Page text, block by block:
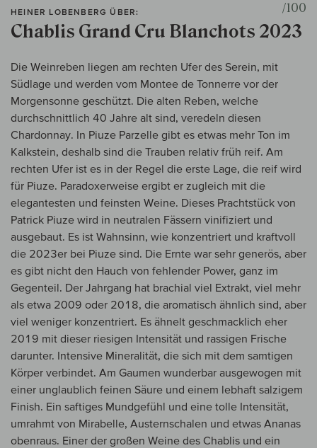
HEINER LOBENBERG ÜBER:
Chablis Grand Cru Blanchots 2023
/100
Die Weinreben liegen am rechten Ufer des Serein, mit
Südlage und werden vom Montee de Tonnerre vor der
Morgensonne geschützt. Die alten Reben, welche
durchschnittlich 40 Jahre alt sind, veredeln diesen
Chardonnay. In Piuze Parzelle gibt es etwas mehr Ton im
Kalkstein, deshalb sind die Trauben relativ früh reif. Am
rechten Ufer ist es in der Regel die erste Lage, die reif wird
für Piuze. Paradoxerweise ergibt er zugleich mit die
elegantesten und feinsten Weine. Dieses Prachtstück von
Patrick Piuze wird in neutralen Fässern vinifiziert und
ausgebaut. Es ist Wahnsinn, wie konzentriert und kraftvoll
die 2023er bei Piuze sind. Die Ernte war sehr generös, aber
es gibt nicht den Hauch von fehlender Power, ganz im
Gegenteil. Der Jahrgang hat brachial viel Extrakt, viel mehr
als etwa 2009 oder 2018, die aromatisch ähnlich sind, aber
viel weniger konzentriert. Es ähnelt geschmacklich eher
2019 mit dieser riesigen Intensität und rassigen Frische
darunter. Intensive Mineralität, die sich mit dem samtigen
Körper verbindet. Am Gaumen wunderbar ausgewogen mit
einer unglaublich feinen Säure und einem lebhaft salzigem
Finish. Ein saftiges Mundgefühl und eine tolle Intensität,
umrahmt von Mirabelle, Austernschalen und etwas Ananas
obenraus. Einer der großen Weine des Chablis und ein